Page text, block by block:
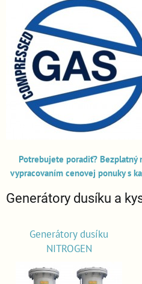
Potrebujete poradiť? Bezplatný
vypracovaním cenovej ponuky s
Generátory dusíku a
Generátory dusíku
NITROGEN